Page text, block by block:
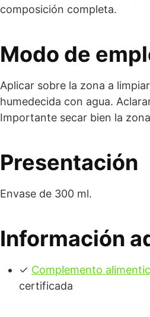
composición completa.
Modo de
Aplicar sobre la zona a
humedecida con agua.
Importante secar bien la
Presentación
Envase de 300 ml.
Información
✓ Complemento
certificada